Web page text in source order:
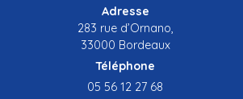
Adresse
283 rue d’Ornano,
33000 Bordeaux
Téléphone
05 56 12 27 68